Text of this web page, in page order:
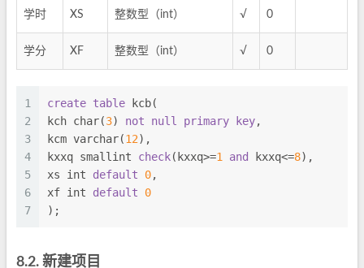
学时 XS 整数型（int） √ 0
学分 XF 整数型（int） √ 0
1
2
3
4
5
6
7
create table kcb(
kch char(3) not null primary key,
kcm varchar(12),
kxxq smallint check(kxxq>=1 and kxxq<=8),
xs int default 0,
xf int default
0
);
8.2. 新建项目